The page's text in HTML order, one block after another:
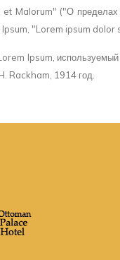
Malorum" ("О пределах
"Lorem ipsum dolor
Ipsum,
Rackham, 1914 год.